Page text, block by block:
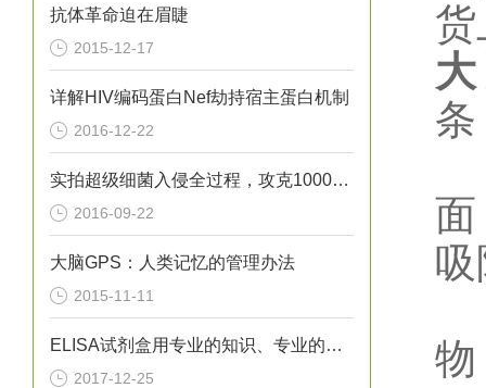
抗体革命迫在眉睫
2015-12-17
详解HIV编码蛋白Nef劫持宿主蛋白机制
2016-12-22
实拍超级细菌入侵全过程，攻克1000倍浓度抗生素只需十天
2016-09-22
大脑GPS：人类记忆的管理办法
2015-11-11
ELISA试剂盒用专业的知识、专业的设备
2017-12-25
条
物